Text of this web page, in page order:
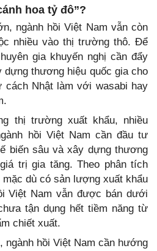
hoa tỷ đô”?
ngành hồi Việt Nam vẫn còn
nhiều vào thị trường thô. Để
gia khuyến nghị cần đẩy
dựng thương hiệu quốc gia cho
cách Nhật làm với wasabi hay
thị trường xuất khẩu, nhiều
hồi Việt Nam cần đầu tư
biến sâu và xây dựng thương
trị gia tăng. Theo phân tích
dù có sản lượng xuất khẩu
Việt Nam vẫn được bán dưới
tận dụng hết tiềm năng từ
chiết xuất.
hồi Việt Nam cần hướng